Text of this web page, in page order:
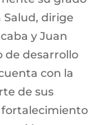
básica en